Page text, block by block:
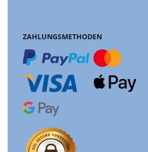
ZAHLUNGSMETHODEN